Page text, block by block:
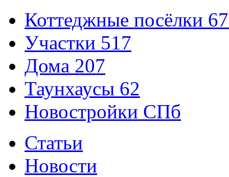
Коттеджные посёлки
Участки 517
Дома 207
Таунхаусы 62
Новостройки СПб
Статьи
Новости